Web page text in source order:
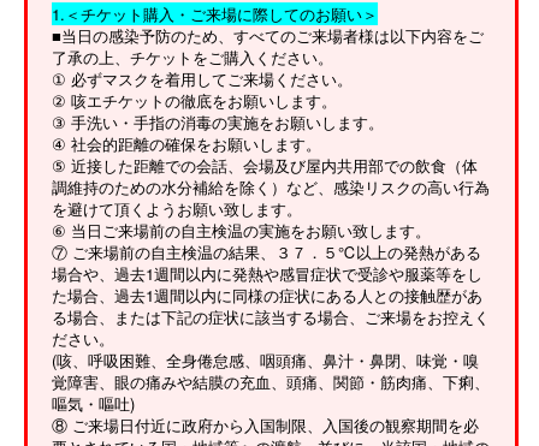
1.＜チケット購入・ご来場に際してのお願い＞
■当日の感染予防のため、すべてのご来場者様は以下内容をご
了承の上、チケットをご購入ください。
① 必ずマスクを着用してご来場ください。
② 咳エチケットの徹底をお願いします。
③ 手洗い・手指の消毒の実施をお願いします。
④ 社会的距離の確保をお願いします。
⑤ 近接した距離での会話、会場及び屋内共用部での飲食（体
調維持のための水分補給を除く）など、感染リスクの高い行為
を避けて頂くようお願い致します。
⑥ 当日ご来場前の自主検温の実施をお願い致します。
⑦ ご来場前の自主検温の結果、３７．５℃以上の発熱がある
場合や、過去1週間以内に発熱や感冒症状で受診や服薬等をし
た場合、過去1週間以内に同様の症状にある人との接触歴があ
る場合、または下記の症状に該当する場合、ご来場をお控えく
ださい。
(咳、呼吸困難、全身倦怠感、咽頭痛、鼻汁・鼻閉、味覚・嗅
覚障害、眼の痛みや結膜の充血、頭痛、関節・筋肉痛、下痢、
嘔気・嘔吐)
⑧ ご来場日付近に政府から入国制限、入国後の観察期間を必